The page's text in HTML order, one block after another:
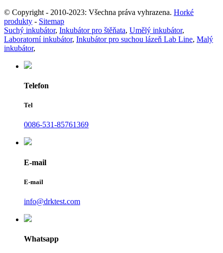
© Copyright - 2010-2023: Všechna práva vyhrazena. Horké
produkty - Sitemap
Suchý inkubátor, Inkubátor pro štěňata, Umělý inkubátor,
Laboratorní inkubátor, Inkubátor pro suchou lázeň Lab Line, Malý
inkubátor,
Telefon
Tel
0086-531-85761369
E-mail
E-mail
info@drktest.com
Whatsapp